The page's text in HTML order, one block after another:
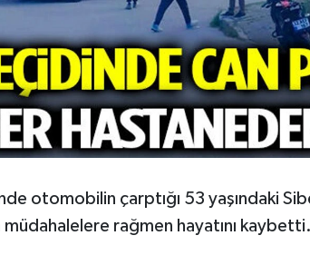
otomobilin çarptığı 53 yaşındaki
rağmen hayatını kaybetti.